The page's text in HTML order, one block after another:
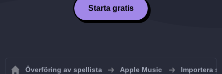
Starta gratis
Överföring av spellista Apple Music Importera